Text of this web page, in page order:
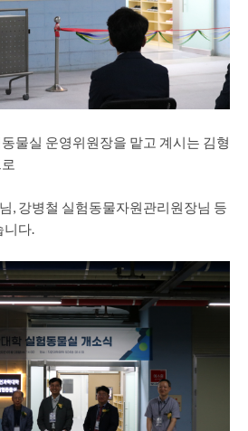
물실 운영위원장을 맡고 계시는 김형
, 강병철 실험동물자원관리원장님 등
니다.